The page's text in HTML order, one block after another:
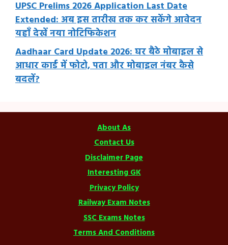
UPSC Prelims 2026 Application Last Date
Extended: अब इस तारीख तक कर सकेंगे आवेदन
यहाँ देखें नया नोटिफिकेशन
Aadhaar Card Update 2026: घर बैठे मोबाइल से
आधार कार्ड में फोटो, पता और मोबाइल नंबर कैसे
बदलें?
About As
Contact Us
Disclaimer Page
Interesting GK
Privacy Policy
Railway Exam Notes
SSC Exams Notes
Terms And Conditions